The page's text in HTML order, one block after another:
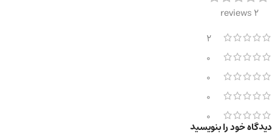
2 reviews
2
0
0
0
0
دیدگاه خود را بنویسید